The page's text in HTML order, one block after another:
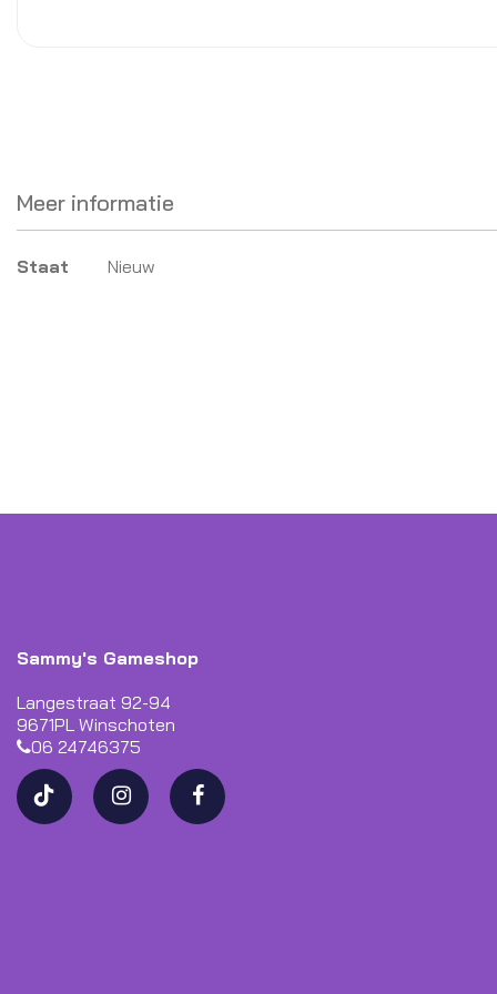
Meer informatie
Meer
Staat Nieuw
Sammy's Gameshop
Langestraat 92-94
9671PL Winschoten
06 24746375